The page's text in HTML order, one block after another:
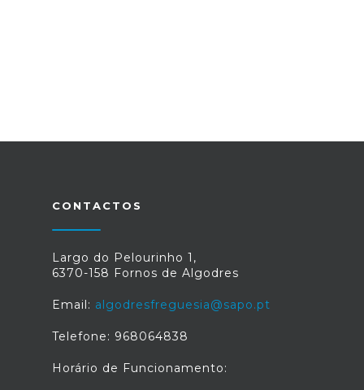
CONTACTOS
Largo do Pelourinho 1,
6370-158 Fornos de Algodres
Email: algodresfreguesia@sapo.pt
Telefone: 968064838
Horário de Funcionamento: